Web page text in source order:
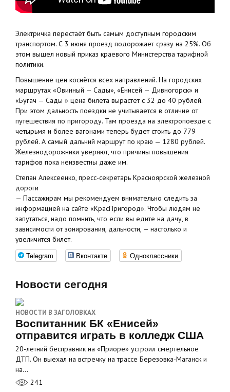
Электричка перестаёт быть самым доступным городским
транспортом. С 3 июня проезд подорожает сразу на 25%. Об
этом вышел новый приказ краевого Министерства тарифной
политики.
Повышение цен коснётся всех направлений. На городских
маршрутах «Овинный — Сады», «Енисей — Дивногорск» и
«Бугач — Сады » цена билета вырастет с 32 до 40 рублей.
При этом дальность поездки не учитывается в отличие от
путешествия по пригороду. Там проезда на электропоезде с
четырьмя и более вагонами теперь будет стоить до 779
рублей. А самый дальний маршрут по краю — 1280 рублей.
Железнодорожники уверяют, что причины повышения
тарифов пока неизвестны даже им.
Степан Алексеенко, пресс-секретарь Красноярской железной
дороги
— Пассажирам мы рекомендуем внимательно следить за
информацией на сайте «КрасПригород». Чтобы людям не
запутаться, надо помнить, что если вы едите на дачу, в
зависимости от зонирования, дальности, — настолько и
увеличится билет.
Telegram Вконтакте Одноклассники
Новости сегодня
НОВОСТИ В ЗАГОЛОВКАХ
Воспитанник БК «Енисей»
отправится играть в колледж США
20-летний бесправник на «Приоре» устроил смертельное
ДТП. Он выехал на встречку на трассе Березовка-Маганск и
на…
241